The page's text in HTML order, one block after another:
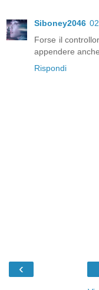
Siboney2046
Forse il
appendere
Rispondi
‹